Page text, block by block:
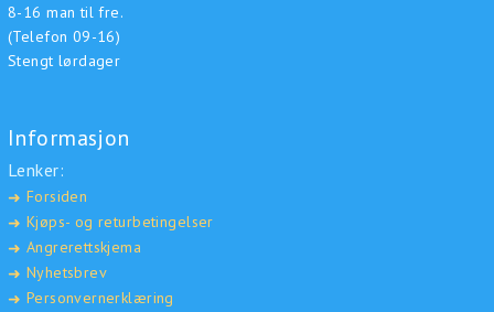
8-16 man til fre.
(Telefon 09-16)
Stengt lørdager
Informasjon
Lenker:
➜ Forsiden
➜ Kjøps- og returbetingelser
➜ Angrerettskjema
➜ Nyhetsbrev
➜ Personvernerklæring